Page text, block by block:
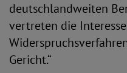
deutschlandweiten
vertreten die
Gericht.“